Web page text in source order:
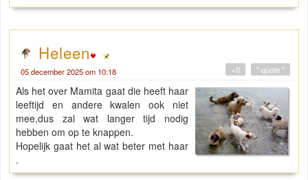
Heleen
05 december 2025 om 10:18 " quote "
+0
Als het over Mamita gaat die heeft haar
leeftijd en andere kwalen ook niet
mee,dus zal wat langer tijd nodig
hebben om op te knappen.
Hopelijk gaat het al wat beter met haar
.